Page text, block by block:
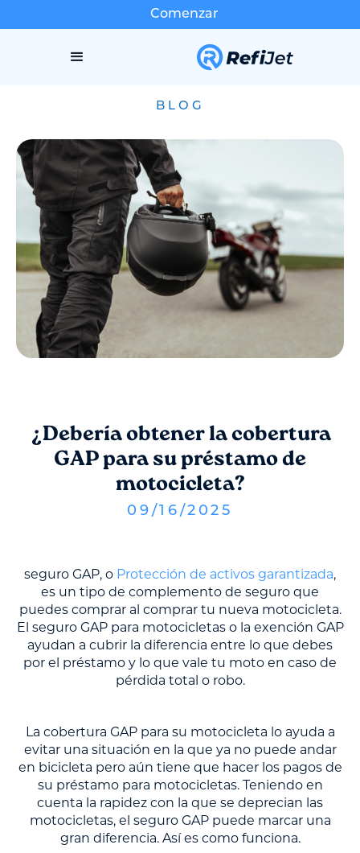
Comenzar
BLOG
¿Debería obtener la cobertura
GAP para su préstamo de
motocicleta?
09 /16 /2025
seguro GAP, o Protección de activos garantizada,
es un tipo de complemento de seguro que
puedes comprar al comprar tu nueva motocicleta.
El seguro GAP para motocicletas o la exención GAP
ayudan a cubrir la diferencia entre lo que debes
por el préstamo y lo que vale tu moto en caso de
pérdida total o robo.
La cobertura GAP para su motocicleta lo ayuda a
evitar una situación en la que ya no puede andar
en bicicleta pero aún tiene que hacer los pagos de
su préstamo para motocicletas. Teniendo en
cuenta la rapidez con la que se deprecian las
motocicletas, el seguro GAP puede marcar una
gran diferencia. Así es como funciona.